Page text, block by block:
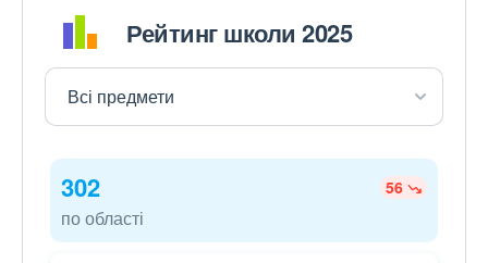
Рейтинг школи 2025
302 56
по області